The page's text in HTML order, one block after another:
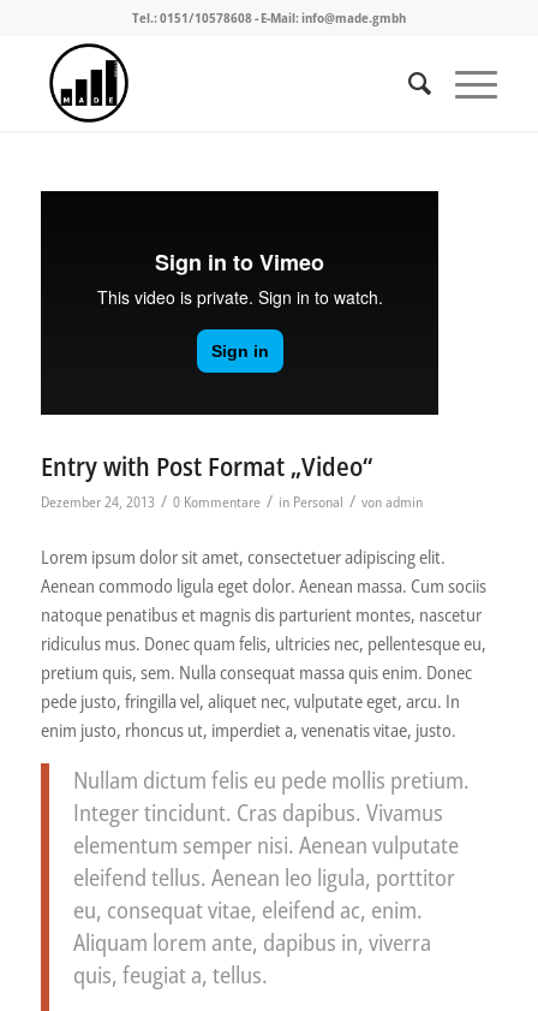
Tel.: 0151/10578608 - E-Mail: info@made.gmbh
Entry with Post Format „Video“
Dezember 24, 2013 / 0 Kommentare / in Personal / vonadmin
Lorem ipsum dolor sit amet, consectetuer adipiscing elit.
Aenean commodo ligula eget dolor. Aenean massa. Cum sociis
natoque penatibus et magnis dis parturient montes, nascetur
ridiculus mus. Donec quam felis, ultricies nec, pellentesque eu,
pretium quis, sem. Nulla consequat massa quis enim. Donec
pede justo, fringilla vel, aliquet nec, vulputate eget, arcu. In
enim justo, rhoncus ut, imperdiet a, venenatis vitae, justo.
Nullam dictum felis eu pede mollis pretium.
Integer tincidunt. Cras dapibus. Vivamus
elementum semper nisi. Aenean vulputate
eleifend tellus. Aenean leo ligula, porttitor
eu, consequat vitae, eleifend ac, enim.
Aliquam lorem ante, dapibus in, viverra
quis, feugiat a, tellus.